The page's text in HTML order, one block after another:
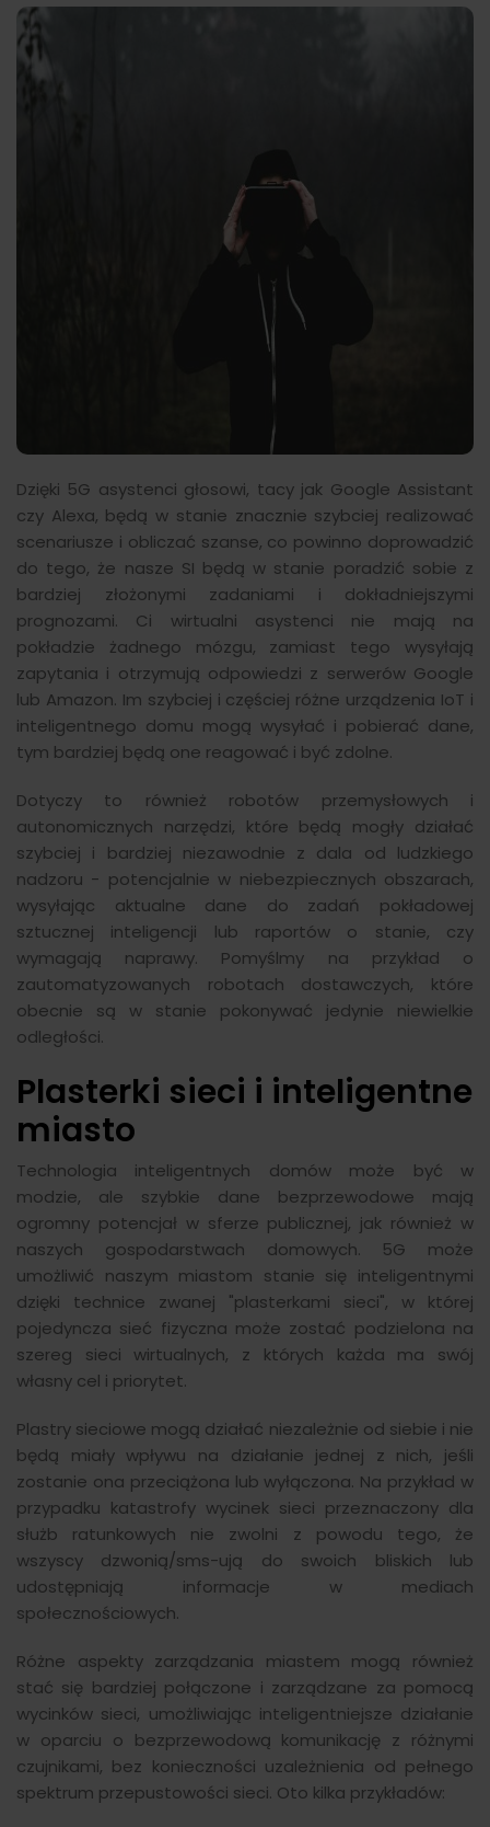
Dzięki 5G asystenci głosowi, tacy jak Google Assistant
czy Alexa, będą w stanie znacznie szybciej realizować
scenariusze i obliczać szanse, co powinno doprowadzić
do tego, że nasze SI będą w stanie poradzić sobie z
bardziej złożonymi zadaniami i dokładniejszymi
prognozami. Ci wirtualni asystenci nie mają na
pokładzie żadnego mózgu, zamiast tego wysyłają
zapytania i otrzymują odpowiedzi z serwerów Google
lub Amazon. Im szybciej i częściej różne urządzenia IoT i
inteligentnego domu mogą wysyłać i pobierać dane,
tym bardziej będą one reagować i być zdolne.
Dotyczy to również robotów przemysłowych i
autonomicznych narzędzi, które będą mogły działać
szybciej i bardziej niezawodnie z dala od ludzkiego
nadzoru - potencjalnie w niebezpiecznych obszarach,
wysyłając aktualne dane do zadań pokładowej
sztucznej inteligencji lub raportów o stanie, czy
wymagają naprawy. Pomyślmy na przykład o
zautomatyzowanych robotach dostawczych, które
obecnie są w stanie pokonywać jedynie niewielkie
odległości.
Plasterki sieci i inteligentne
miasto
Technologia inteligentnych domów może być w
modzie, ale szybkie dane bezprzewodowe mają
ogromny potencjał w sferze publicznej, jak również w
naszych gospodarstwach domowych. 5G może
umożliwić naszym miastom stanie się inteligentnymi
dzięki technice zwanej "plasterkami sieci", w której
pojedyncza sieć fizyczna może zostać podzielona na
szereg sieci wirtualnych, z których każda ma swój
własny cel i priorytet.
Plastry sieciowe mogą działać niezależnie od siebie i nie
będą miały wpływu na działanie jednej z nich, jeśli
zostanie ona przeciążona lub wyłączona. Na przykład w
przypadku katastrofy wycinek sieci przeznaczony dla
służb ratunkowych nie zwolni z powodu tego, że
wszyscy dzwonią/sms-ują do swoich bliskich lub
udostępniają informacje w mediach
społecznościowych.
Różne aspekty zarządzania miastem mogą również
stać się bardziej połączone i zarządzane za pomocą
wycinków sieci, umożliwiając inteligentniejsze działanie
w oparciu o bezprzewodową komunikację z różnymi
czujnikami, bez konieczności uzależnienia od pełnego
spektrum przepustowości sieci. Oto kilka przykładów: